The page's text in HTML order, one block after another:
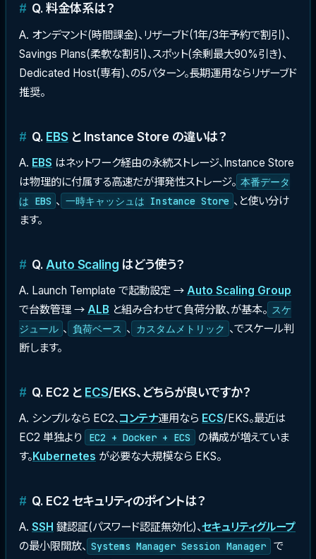
Q. 料金体系は？
A. オンデマンド(時間課金)、リザーブド(1年/3年予約で割引)、
Savings Plans(柔軟な割引)、スポット(余剰最大90%引き)、
Dedicated Host(専有)、の5パターン。長期運用ならリザーブド
推奨。
Q. EBSと Instance Store の違いは？
A. EBS はネットワーク経由の永続ストレージ、Instance Store
は物理的に付属する高速だが揮発性ストレージ。 本番データ
は EBS 、 一時キャッシュは Instance Store 、と使い分け
ます。
Q. Auto Scaling はどう使う？
A. Launch Template で起動設定 → Auto Scaling Group
で台数管理 → ALB と組み合わせて負荷分散、が基本。 スケ
ジュール 、 負荷ベース 、 カスタムメトリック 、でスケール判
断します。
Q. EC2 と ECS/EKS、どちらが良いですか？
A. シンプルなら EC2、コンテナ運用なら ECS/EKS。最近は
EC2 単独より
EC2 + Docker + ECS
の構成が増えていま
す。Kubernetes が必要な大規模なら EKS。
Q. EC2 セキュリティのポイントは？
A. SSH 鍵認証(パスワード認証無効化)、セキュリティグループ
の最小限開放、 Systems Manager Session Manager
で